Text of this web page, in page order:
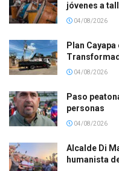
jóvenes a
04/08/2026
Plan
04/08/2026
Paso
personas
04/08/2026
Alcalde Di
humanista